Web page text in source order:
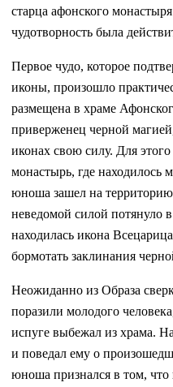
старца афонского
чудотворность была
Первое чудо, которое
иконы, произошло
размещена в храме
приверженец черной
иконах свою силу. Для
монастырь, где находилось
юноша зашел на территорию
неведомой силой потянуло
находилась икона
бормотать заклинания
Неожиданно из Образа
поразили молодого
испуге выбежал из храма.
и поведал ему о
юноша признался в том, что